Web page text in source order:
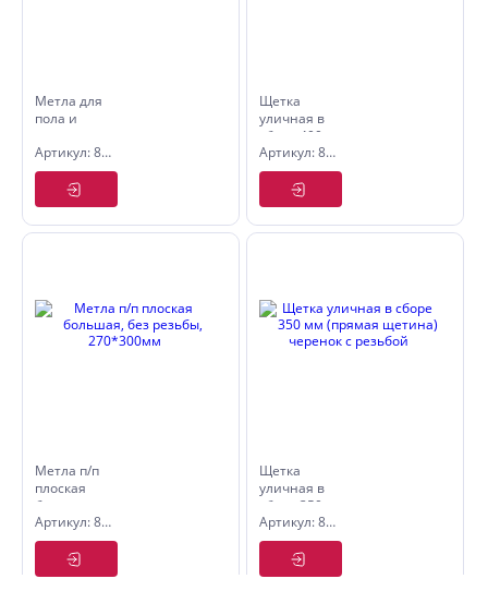
Метла для
пола и
Guppy
280Х50Х16
мм, бук,
резьба
(без
Артикул: 8004512
Щетка
уличная в
сборе 400
мм Guppy,
бук,
черенок с
резьбой
Артикул: 8005204
Метла п/п
плоская
большая,
без
резьбы,
Артикул: 8006225
Щетка
уличная в
сборе 350
мм
(прямая
щетина)
черенок с
Артикул: 8005910